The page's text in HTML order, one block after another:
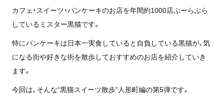
カフェ・スイーツ・パンケーキのお店を年間約1000店ぶーらぶら
しているミスター黒猫です。
特にパンケーキは日本一実食していると自負している黒猫が、気
になる街や好きな街を散歩しておすすめのお店を紹介していき
ます。
今回は、そんな“黒猫スイーツ散歩”人形町編の第5弾です。